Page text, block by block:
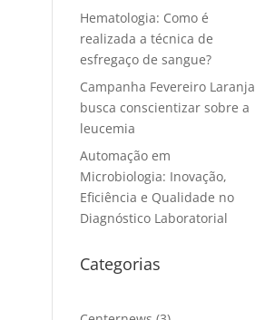
Hematologia: Como é
realizada a técnica de
esfregaço de sangue?
Campanha Fevereiro Laranja
busca conscientizar sobre a
leucemia
Automação em
Microbiologia: Inovação,
Eficiência e Qualidade no
Diagnóstico Laboratorial
Categorias